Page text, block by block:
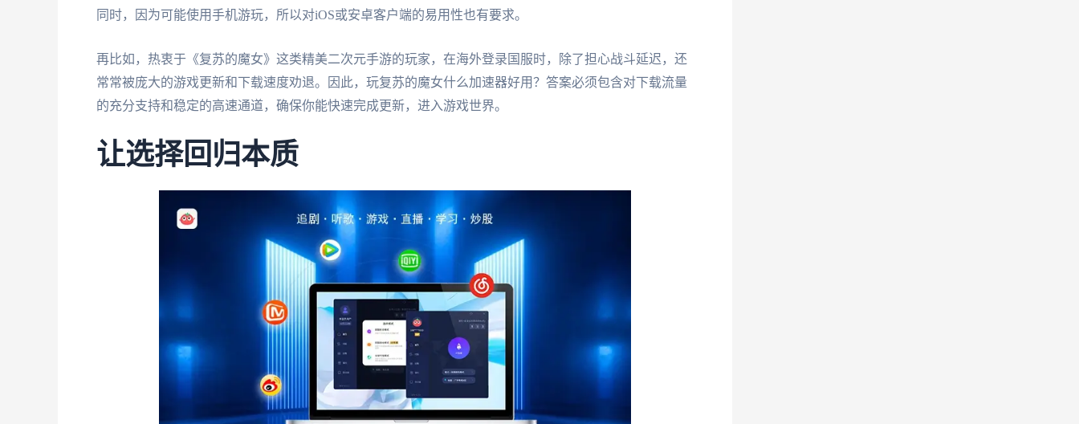
同时，因为可能使用手机游玩，所以对iOS或安卓客户端的易用性也有要求。
再比如，热衷于《复苏的魔女》这类精美二次元手游的玩家，在海外登录国服时，除了担心战斗延迟，还
常常被庞大的游戏更新和下载速度劝退。因此，玩复苏的魔女什么加速器好用？答案必须包含对下载流量
的充分支持和稳定的高速通道，确保你能快速完成更新，进入游戏世界。
让选择回归本质